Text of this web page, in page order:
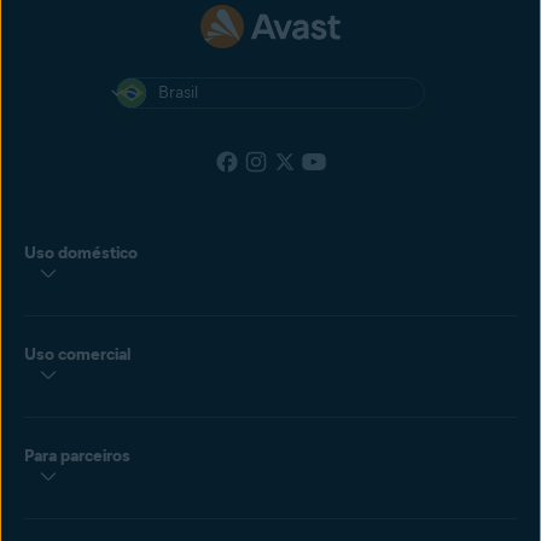
Brasil
Uso doméstico
Uso comercial
Para parceiros